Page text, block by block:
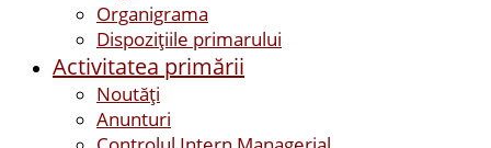
Organigrama
Dispozițiile primarului
Activitatea primării
Noutăți
Anunturi